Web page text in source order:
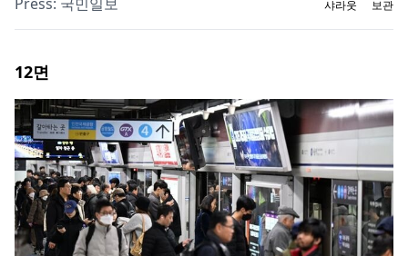
샤라웃 보관
12면